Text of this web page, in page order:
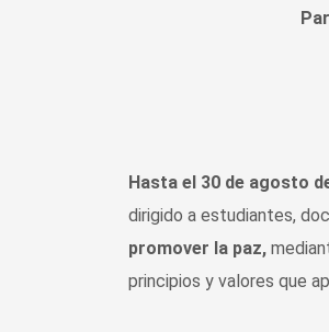
Hasta el 30 de agosto
dirigido a estudiantes,
promover la paz,
principios y valores que